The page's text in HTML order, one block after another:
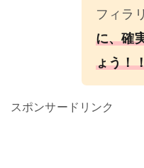
フィラ
に、確
ょう！
スポンサードリンク